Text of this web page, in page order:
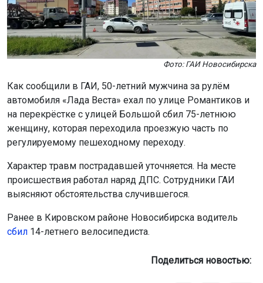
Фото: ГАИ Новосибирска
Как сообщили в ГАИ, 50-летний мужчина за рулём
автомобиля «Лада Веста» ехал по улице Романтиков и
на перекрёстке с улицей Большой сбил 75-летнюю
женщину, которая переходила проезжую часть по
регулируемому пешеходному переходу.
Характер травм пострадавшей уточняется. На месте
происшествия работал наряд ДПС. Сотрудники ГАИ
выясняют обстоятельства случившегося.
Ранее в Кировском районе Новосибирска водитель
сбил 14-летнего велосипедиста.
Поделиться новостью: